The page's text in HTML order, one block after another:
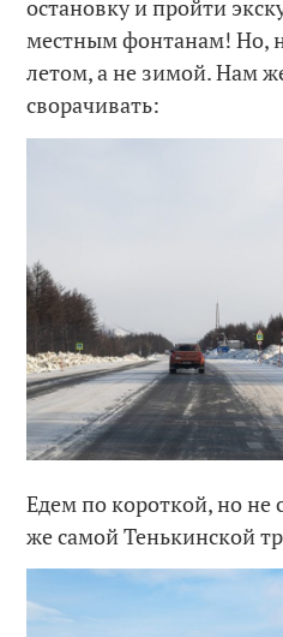
остановку и пройти
местным фонтанам! Но,
летом, а не зимой. Нам
сворачивать:
Едем по короткой, но не
же самой Тенькинской